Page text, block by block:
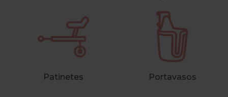
Patinetes Portavasos